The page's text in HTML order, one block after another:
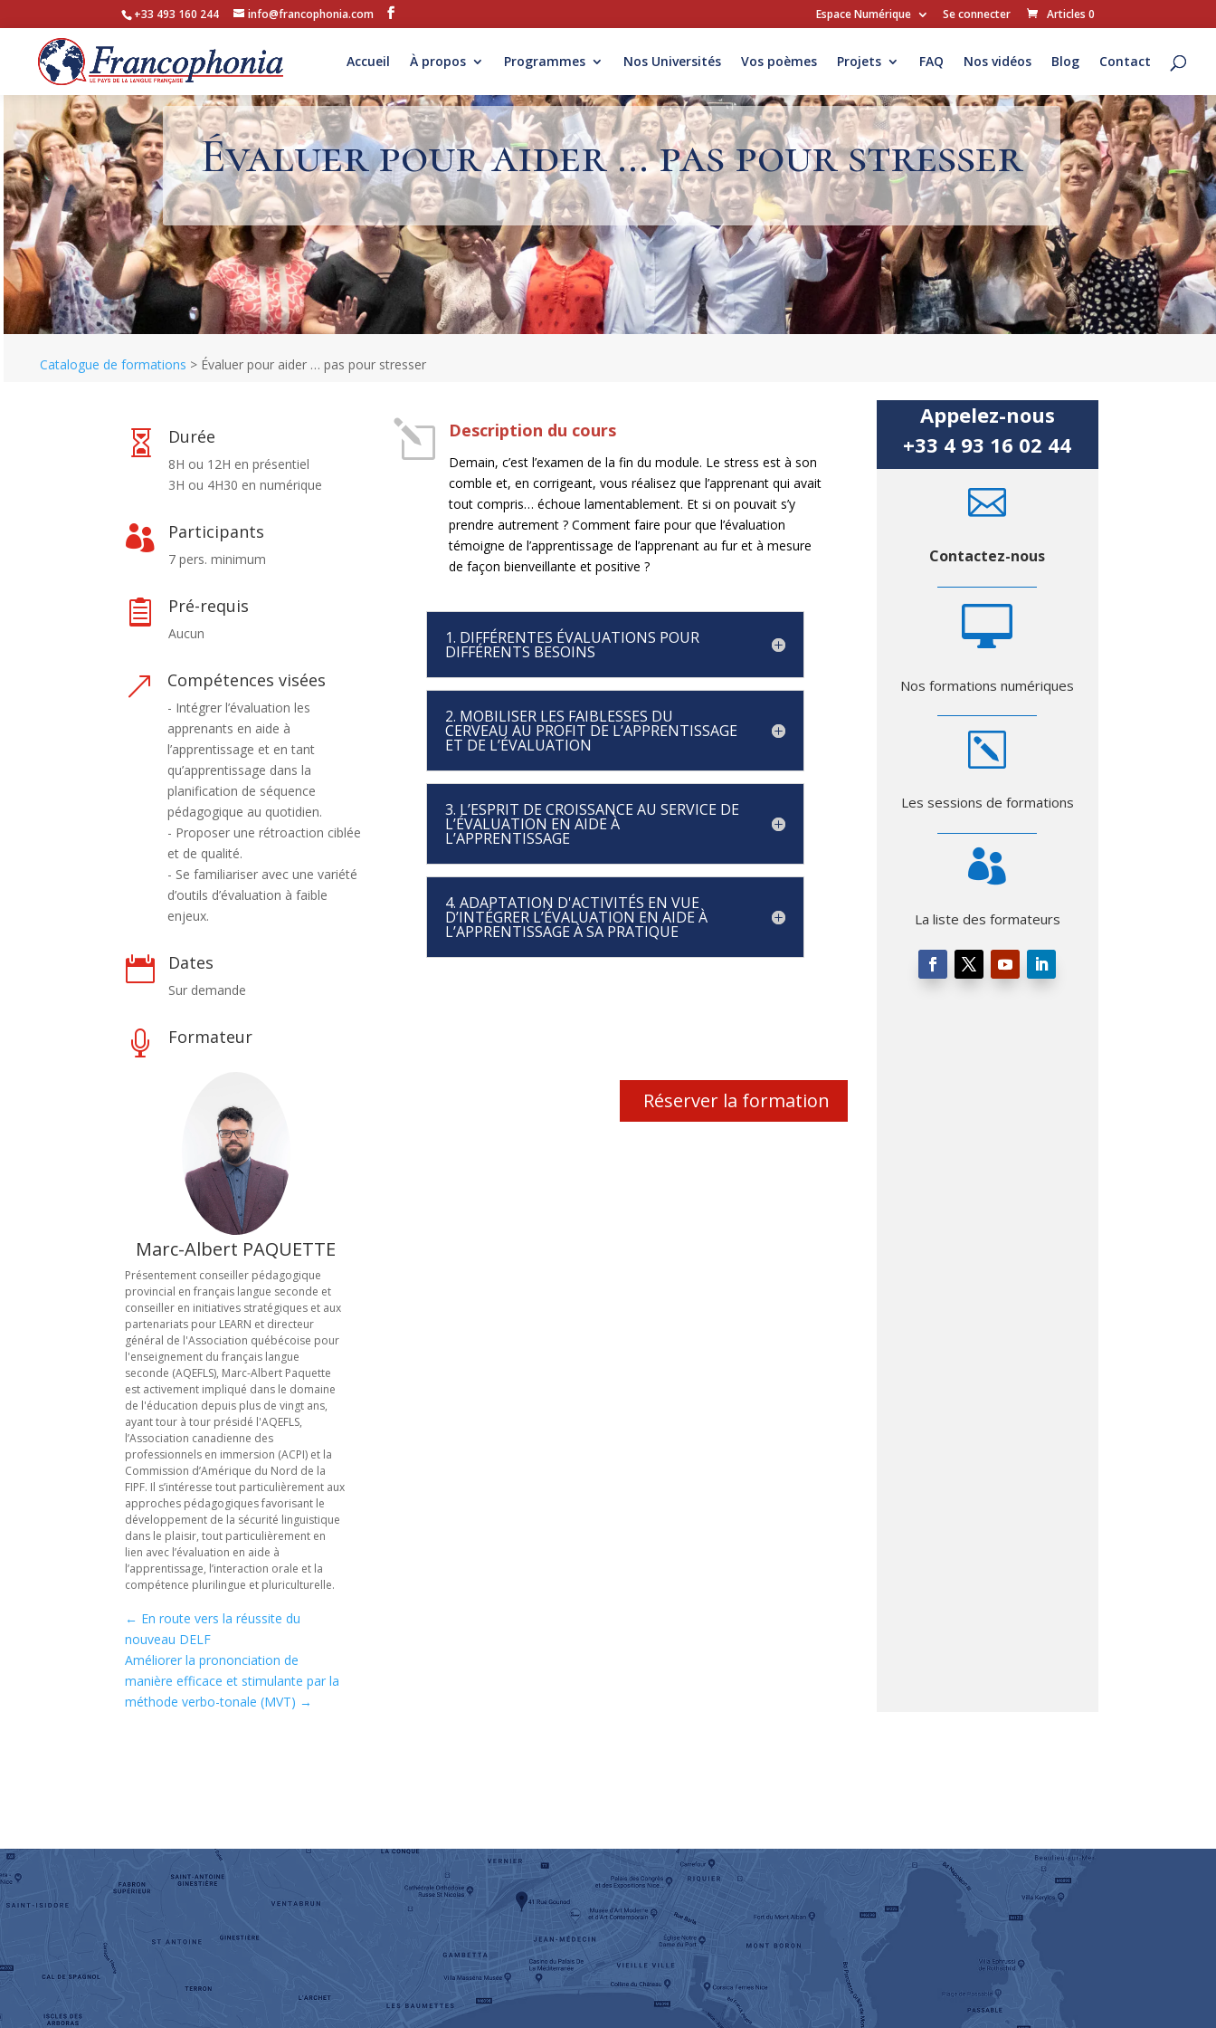
+33 493 160 244 info@francophonia.com Espace Numérique Se connecter Articles 0
Accueil À propos Programmes Nos Universités Vos poèmes Projets FAQ Nos vidéos Blog Contact
Évaluer pour aider … pas pour stresser
Catalogue de formations > Évaluer pour aider … pas pour stresser
 Durée
8H ou 12H en présentiel
3H ou 4H30 en numérique
 Participants
7 pers. minimum
 Pré-requis
Aucun
& Compétences visées
- Intégrer l’évaluation les
apprenants en aide à
l’apprentissage et en tant
qu’apprentissage dans la
planification de séquence
pédagogique au quotidien.
- Proposer une rétroaction ciblée
et de qualité.
- Se familiariser avec une variété
d’outils d’évaluation à faible
enjeux.
 Dates
Sur demande
 Formateur
Marc-Albert PAQUETTE
Présentement conseiller pédagogique
provincial en français langue seconde et
conseiller en initiatives stratégiques et aux
partenariats pour LEARN et directeur
général de l'Association québécoise pour
l'enseignement du français langue
seconde (AQEFLS), Marc-Albert Paquette
est activement impliqué dans le domaine
de l'éducation depuis plus de vingt ans,
ayant tour à tour présidé l'AQEFLS,
l’Association canadienne des
professionnels en immersion (ACPI) et la
Commission d’Amérique du Nord de la
FIPF. Il s’intéresse tout particulièrement aux
approches pédagogiques favorisant le
développement de la sécurité linguistique
dans le plaisir, tout particulièrement en
lien avec l’évaluation en aide à
l’apprentissage, l’interaction orale et la
compétence plurilingue et pluriculturelle.
← En route vers la réussite du
nouveau DELF
Améliorer la prononciation de
manière efficace et stimulante par la
méthode verbo-tonale (MVT) →
l Description du cours
Demain, c’est l’examen de la fin du module. Le stress est à son
comble et, en corrigeant, vous réalisez que l’apprenant qui avait
tout compris… échoue lamentablement. Et si on pouvait s’y
prendre autrement ? Comment faire pour que l’évaluation
témoigne de l’apprentissage de l’apprenant au fur et à mesure
de façon bienveillante etpositive ?
1. DIFFÉRENTES ÉVALUATIONS POUR
DIFFÉRENTS BESOINS
2. MOBILISER LES FAIBLESSES DU
CERVEAU AU PROFIT DE L’APPRENTISSAGE
ET DE L’ÉVALUATION
3. L’ESPRIT DE CROISSANCE AU SERVICE DE
L’ÉVALUATION EN AIDE À
L’APPRENTISSAGE
4. ADAPTATION D'ACTIVITÉS EN VUE
D’INTÉGRER L’ÉVALUATION EN AIDE À
L’APPRENTISSAGE À SA PRATIQUE
Réserver la formation
Appelez-nous
+33 4 93 16 02 44

Contactez-nous

Nos formations numériques
k
Les sessions de formations

La liste des formateurs